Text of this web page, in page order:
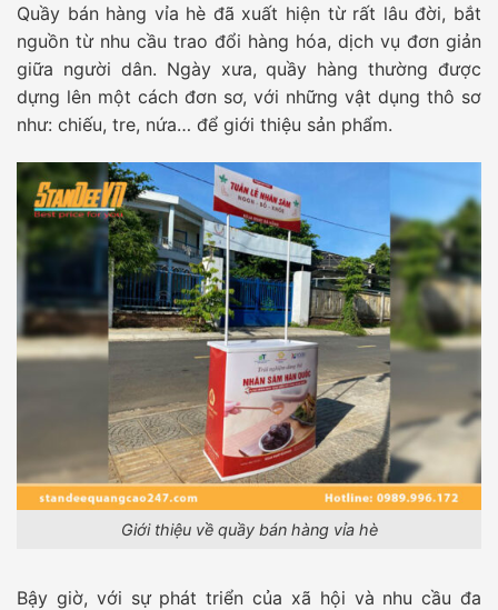
Quầy bán hàng vỉa hè đã xuất hiện từ rất lâu đời, bắt
nguồn từ nhu cầu trao đổi hàng hóa, dịch vụ đơn giản
giữa người dân. Ngày xưa, quầy hàng thường được
dựng lên một cách đơn sơ, với những vật dụng thô sơ
như: chiếu, tre, nứa… để giới thiệu sản phẩm.
Giới thiệu về quầy bán hàng vỉa hè
Bậy giờ, với sự phát triển của xã hội và nhu cầu đa